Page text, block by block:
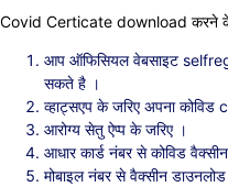
Covid Certicate download करने
आप ऑफिसियल वेबसाइट
सकते है ।
व्हाट्सएप के जरिए अपना
आरोग्य सेतु ऐप्प के जरिए ।
आधार कार्ड नंबर से कोविड
मोबाइल नंबर से वैक्सीन